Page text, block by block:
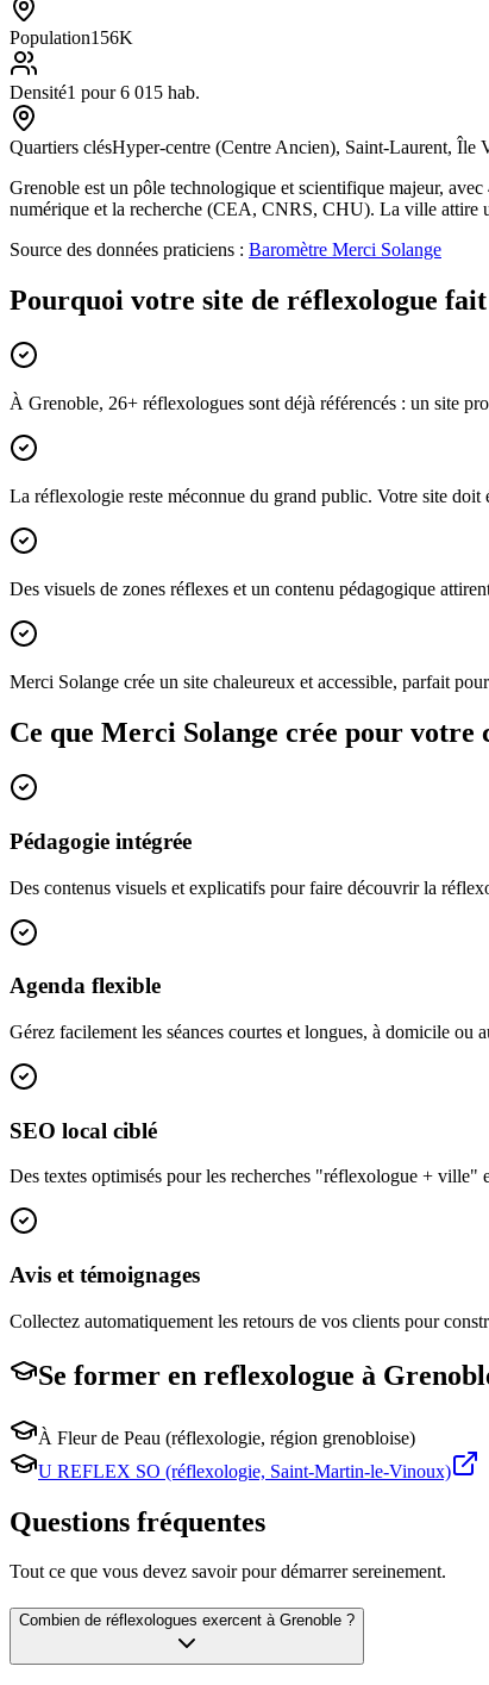
Population156K
Densité1 pour 6 015 hab.
Quartiers clésHyper-centre (Centre Ancien), Saint-Laurent, Île
Grenoble est un pôle technologique et scientifique majeur,
numérique et la recherche (CEA, CNRS, CHU). La ville attire
Source des données praticiens : Baromètre Merci Solange
Pourquoi votre site de réflexologue
À Grenoble, 26+ réflexologues sont déjà référencés : un site
La réflexologie reste méconnue du grand public. Votre site doit
Des visuels de zones réflexes et un contenu pédagogique
Merci Solange crée un site chaleureux et accessible, parfait
Ce que Merci Solange crée pour votre
Pédagogie intégrée
Des contenus visuels et explicatifs pour faire découvrir la
Agenda flexible
Gérez facilement les séances courtes et longues, à domicile ou
SEO local ciblé
Des textes optimisés pour les recherches "réflexologue +
Avis et témoignages
Collectez automatiquement les retours de vos clients pour
Se former en reflexologue à
À Fleur de Peau (réflexologie, région grenobloise)
U REFLEX SO (réflexologie, Saint-Martin-le-Vinoux)
Questions fréquentes
Tout ce que vous devez savoir pour démarrer sereinement.
Combien de réflexologues exercent à Grenoble ?